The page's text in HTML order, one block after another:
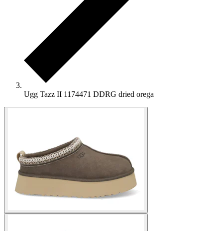
Ugg Tazz II 1174471 DDRG dried orega